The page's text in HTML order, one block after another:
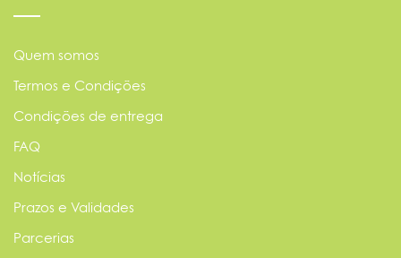
Quem somos
Termos e Condições
Condições de entrega
FAQ
Notícias
Prazos e Validades
Parcerias